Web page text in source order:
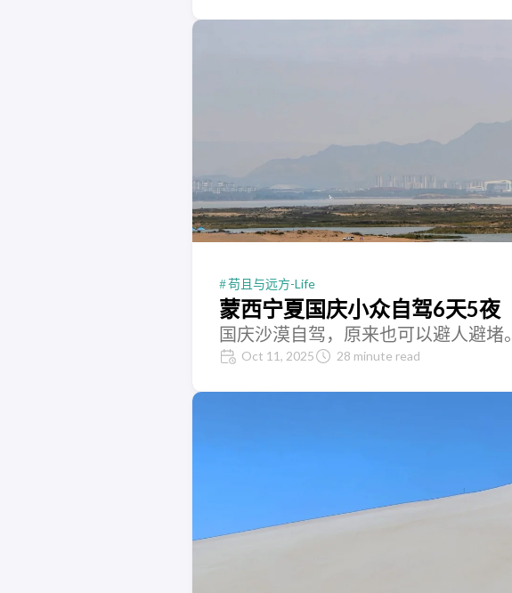
苟且与远方-Life
蒙西宁夏国庆小众自驾6天5夜
国庆沙漠自驾，原来也可以避人避堵。
Oct 11, 2025 28 minute read